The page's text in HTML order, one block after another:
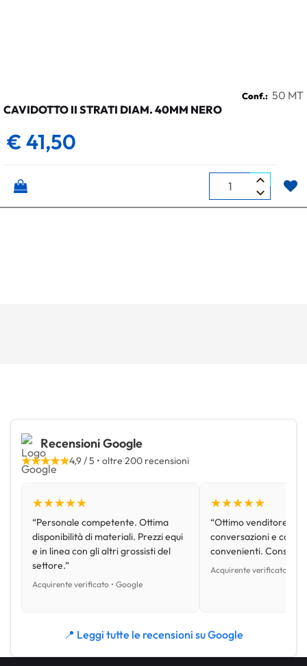
Conf.: 50 MT
CAVIDOTTO II STRATI DIAM. 40MM NERO
€ 41,50
Quantità
Recensioni Google
★★★★★4,9 / 5 • oltre 200 recensioni
★★★★★
“Personale competente. Ottima
disponibilità di materiali. Prezzi equi
e in linea con gli altri grossisti del
settore.”
Acquirente verificato • Google
★★★★★
“Ottimo venditore,
conversazioni e con
convenienti.
Acquirente verificato •
📍 Leggi tutte le recensioni su Google